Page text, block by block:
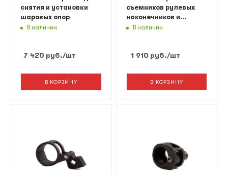
снятия и установки
шаровых опор
В наличии
7 420 руб./шт
В КОРЗИНУ
съемников рулевых
наконечников и
шаровых шарниров, 5
В наличии
1 910 руб./шт
В КОРЗИНУ